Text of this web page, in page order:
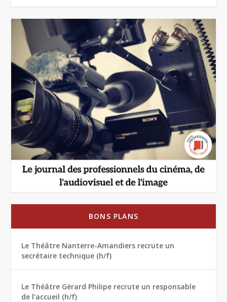
BONS PLANS
Le Théâtre Nanterre-Amandiers recrute un
secrétaire technique (h/f)
Le Théâtre Gérard Philipe recrute un responsable
de l’accueil (h/f)